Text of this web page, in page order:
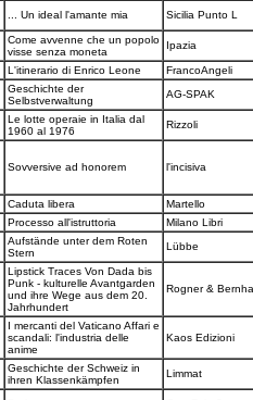
... Un ideal l'amante mia Sicilia Punto L
Come avvenne che un popolo
visse senza moneta
Ipazia
L'itinerario di Enrico Leone
FrancoAngeli
Geschichte der
Selbstverwaltung
AG-SPAK
Le lotte operaie in Italia dal
1960 al 1976
Rizzoli
Sovversive ad honorem l'incisiva
Caduta libera
Martello
Processo all'istruttoria
Milano Libri
Aufstände unter dem Roten
Stern
Lübbe
Lipstick Traces Von Dada bis
Punk - kulturelle Avantgarden
und ihre Wege aus dem 20.
Jahrhundert
Rogner &
I mercanti del Vaticano Affari e
scandali: l'industria delle
anime
Kaos Edizioni
Geschichte der Schweiz in
ihren Klassenkämpfen
Limmat